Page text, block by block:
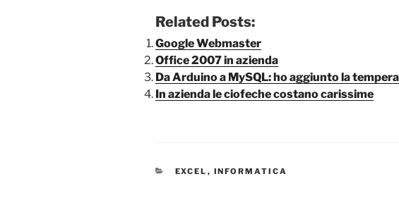
Related Posts:
Google Webmaster
Office 2007 in azienda
Da Arduino a MySQL: ho aggiunto la
In azienda le ciofeche costano carissime
CATEGORIE
EXCEL , INFORMATICA